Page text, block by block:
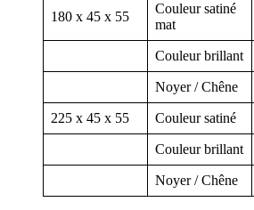
180 x 45 x 55
Couleur satiné
mat
Couleur brillant
Noyer / Chêne
225 x 45 x 55 Couleur satiné
Couleur brillant
Noyer / Chêne